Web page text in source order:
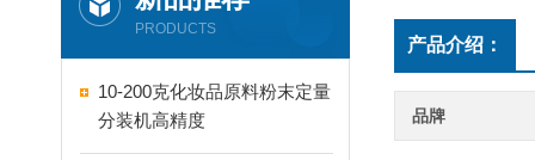
PRODUCTS
10-200克化妆品原料粉末定量
分装机高精度
产品介绍：
品牌